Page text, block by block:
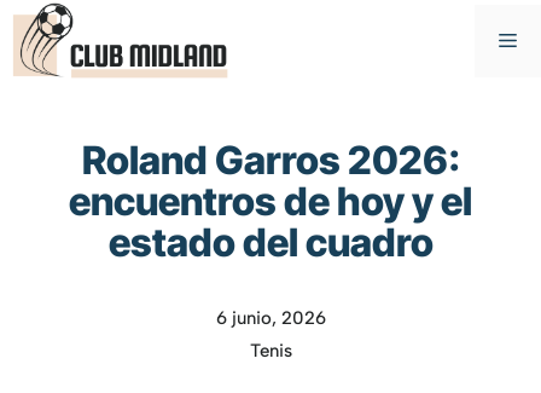
Saltar
contenido
Roland Garros 2026:
encuentros de hoy y el
estado del cuadro
6 junio, 2026
Tenis